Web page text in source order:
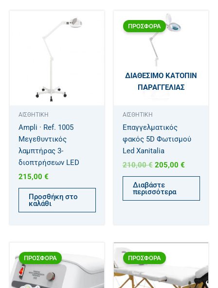
ΑΙΣΘΗΤΙΚΗ
Ampli · Ref. 1005
Μεγεθυντικός
λαμπτήρας 3-
διοπτρήσεων LED
215,00 €
Προσθήκη στο
καλάθι
ΔΙΑΘΈΣΙΜΟ ΚΑΤΌΠΙΝ
ΠΑΡΑΓΓΕΛΊΑΣ
ΠΡΟΣΦΟΡΑ
ΑΙΣΘΗΤΙΚΗ
Επαγγελματικός
φακός 5D Φωτισμού
Led Xanitalia
210,00€
Original
price
was:
205,00 €
Διαβάστε
περισσότερα
ΠΡΟΣΦΟΡΑprice
was:
250,00 €.
τιμή
είναι:
ΠΡΟΣΦΟΡΑprice
was:
είναι:
199,00 €.
έχει